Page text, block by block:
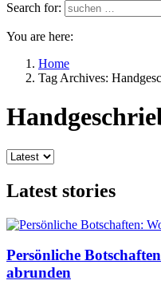
Search for:
You are here:
Home
Tag Archives:
Latest stories
Persönliche
abrunden